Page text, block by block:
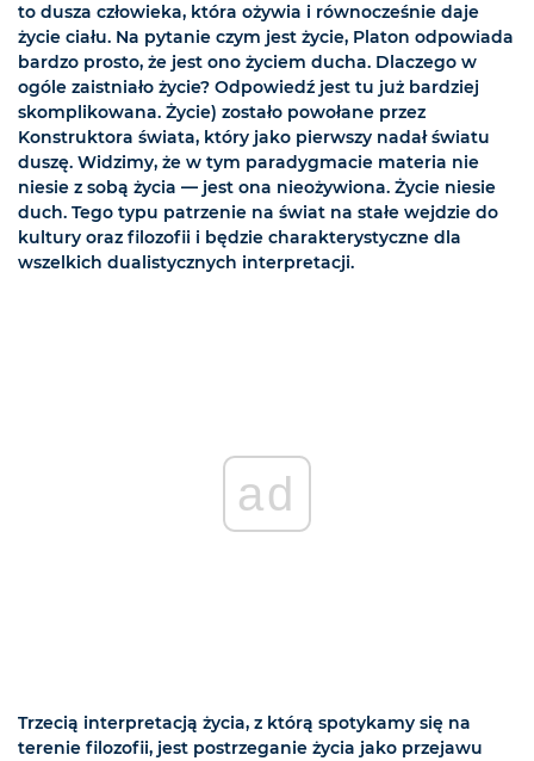
to dusza człowieka, która ożywia i równocześnie daje
życie ciału. Na pytanie czym jest życie, Platon odpowiada
bardzo prosto, że jest ono życiem ducha. Dlaczego w
ogóle zaistniało życie? Odpowiedź jest tu już bardziej
skomplikowana. Życie) zostało powołane przez
Konstruktora świata, który jako pierwszy nadał światu
duszę. Widzimy, że w tym paradygmacie materia nie
niesie z sobą życia — jest ona nieożywiona. Życie niesie
duch. Tego typu patrzenie na świat na stałe wejdzie do
kultury oraz filozofii i będzie charakterystyczne dla
wszelkich dualistycznych interpretacji.
ad
Trzecią interpretacją życia, z którą spotykamy się na
terenie filozofii, jest postrzeganie życia jako przejawu